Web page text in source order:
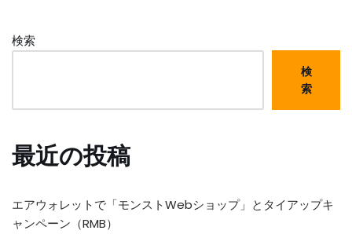
検索
検
索
最近の投稿
エアウォレットで「モンストWebショップ」とタイアップキ
ャンペーン（RMB）